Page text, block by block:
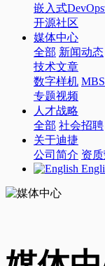
嵌入式
开源社区
媒体中心
全部 新闻动态
技术文章
数字样机
专题视频
人才战略
全部 社会招聘
关于迪捷
公司简介 资